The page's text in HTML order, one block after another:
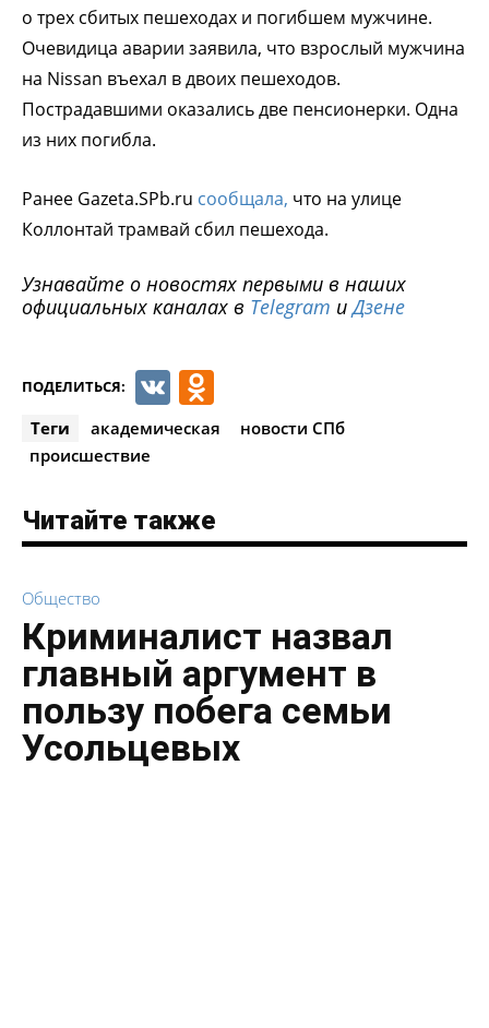
о трех сбитых пешеходах и погибшем мужчине.
Очевидица аварии заявила, что взрослый мужчина
на Nissan въехал в двоих пешеходов.
Пострадавшими оказались две пенсионерки. Одна
из них погибла.
Ранее Gazeta.SPb.ru сообщала, что на улице
Коллонтай трамвай сбил пешехода.
Узнавайте о новостях первыми в наших
официальных каналах в Telegram иДзене
ПОДЕЛИТЬСЯ: VK
Теги академическая
новости СПб
происшествие
Читайте также
Общество
Криминалист назвал
главный аргумент в
пользу побега семьи
Усольцевых